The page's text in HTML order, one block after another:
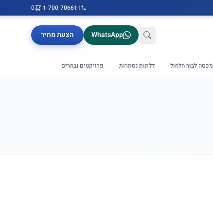
1-700-706611
|
0
WhatsApp הצעת מחיר
מכסה לבור חלחול דלתות נסתרות פרויקטים נבחרים